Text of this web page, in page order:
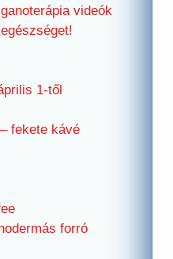
videók
1-től
fekete kávé
forró